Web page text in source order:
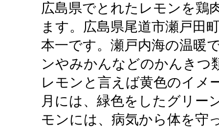
広島県でとれたレモンを鶏
ます。広島県尾道市瀬戸田
本一です。瀬戸内海の温暖
ンやみかんなどのかんきつ
レモンと言えば黄色のイメ
月には、緑色をしたグリー
モンには、病気から体を守